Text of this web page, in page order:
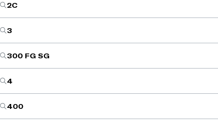
2C
3
300 FG SG
4
400